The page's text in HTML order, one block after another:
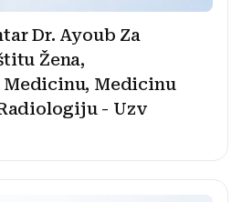
Dr. Ayoub Za
Žena,
Medicinu
- Uzv